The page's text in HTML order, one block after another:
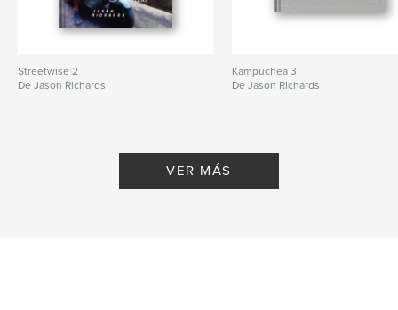
Streetwise 2
De Jason Richards
Kampuchea 3
De Jason Richards
VER MÁS